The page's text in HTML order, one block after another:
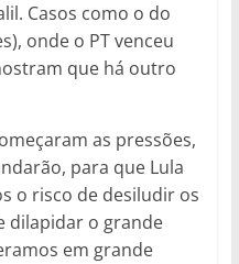
Casos como o do
onde o PT venceu
que há outro
as pressões,
para que Lula
o risco de desiludir os
dilapidar o grande
em grande